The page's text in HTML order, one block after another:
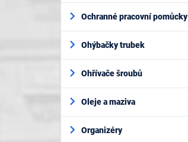
Ochranné pracovní pomůcky
Ohýbačky trubek
Ohřívače šroubů
Oleje a maziva
Organizéry